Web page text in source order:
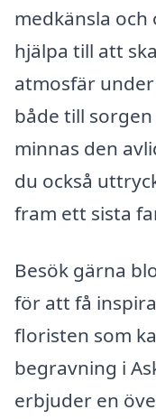
medkänsla
hjälpa till att
atmosfär
både till
minnas den
du också
fram ett sista
Besök gärna
för att få
floristen som
begravning i
erbjuder en